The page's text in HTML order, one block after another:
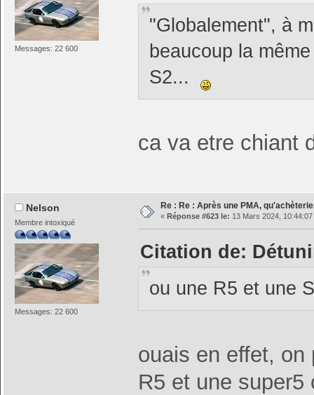
Messages: 22 600
"Globalement", à
beaucoup la
S2...
ca va etre chiant
Nelson
Membre intoxiqué
Messages: 22 600
Re : Re : Après une PMA,
« Réponse #623 le: 13 Mars 2024, 10:44:07
Citation de:
ou une R5 et une
ouais en effet, on
R5 et une